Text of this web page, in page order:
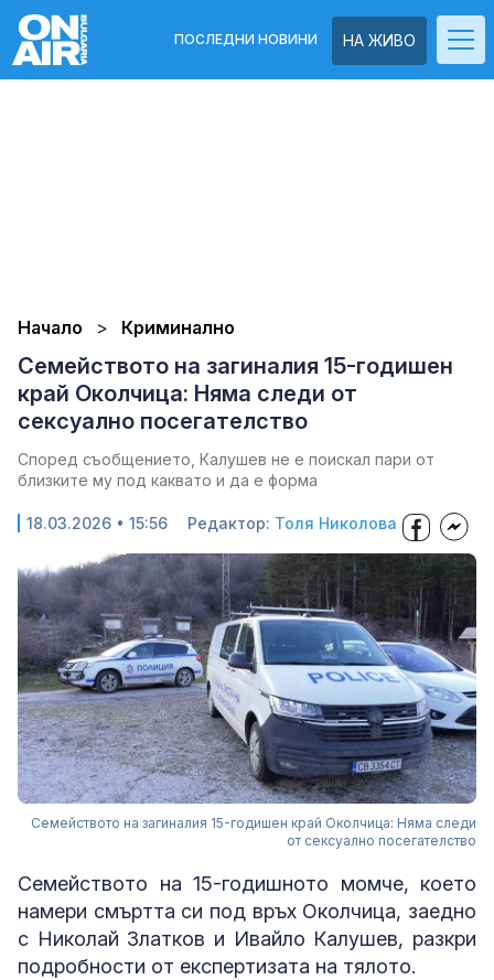
НА ЖИВО
ПОСЛЕДНИ НОВИНИ
Начало Криминално
Семейството на загиналия 15-годишен
край Околчица: Няма следи от
сексуално посегателство
Според съобщението, Калушев не е поискал пари от
близките му под каквато и да е форма
18.03.2026 • 15:56 Редактор: Толя Николова
Семейството на загиналия 15-годишен край Околчица: Няма следи
от сексуално посегателство
Семейството на 15-годишното момче, което
намери смъртта си под връх Околчица, заедно
с Николай Златков и Ивайло Калушев, разкри
подробности от експертизата на тялото.